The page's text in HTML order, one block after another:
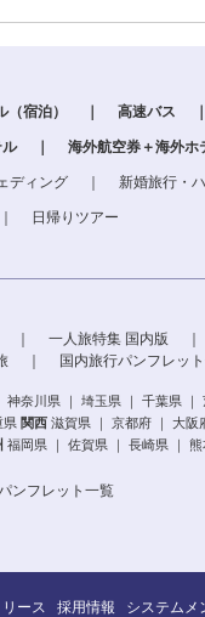
宿泊） ｜ 高速バス ｜
｜ 海外航空券＋海外ホ
ディング ｜ 新婚旅行・
｜ 日帰りツアー
｜ 一人旅特集 国内版 ｜
｜ 国内旅行パンフレッ
神奈川県 ｜ 埼玉県 ｜ 千葉県 ｜
県 関西 滋賀県 ｜ 京都府 ｜ 大阪
福岡県 ｜ 佐賀県 ｜ 長崎県 ｜ 熊
ンフレット一覧
ース 採用情報 システムメ